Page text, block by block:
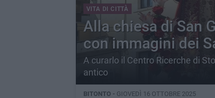
VITA DI CITTÀ
Alla chiesa di San
con immagini dei
A curarlo il Centro Ricerche di
antico
BITONTO - GIOVEDÌ 16 OTTOBRE 2025